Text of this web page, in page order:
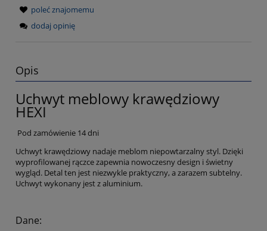
poleć znajomemu
dodaj opinię
Opis
Uchwyt meblowy krawędziowy
HEXI
Pod zamówienie 14 dni
Uchwyt krawędziowy nadaje meblom niepowtarzalny styl. Dzięki
wyprofilowanej rączce zapewnia nowoczesny design i świetny
wygląd. Detal ten jest niezwykle praktyczny, a zarazem subtelny.
Uchwyt wykonany jest z aluminium.
Dane: